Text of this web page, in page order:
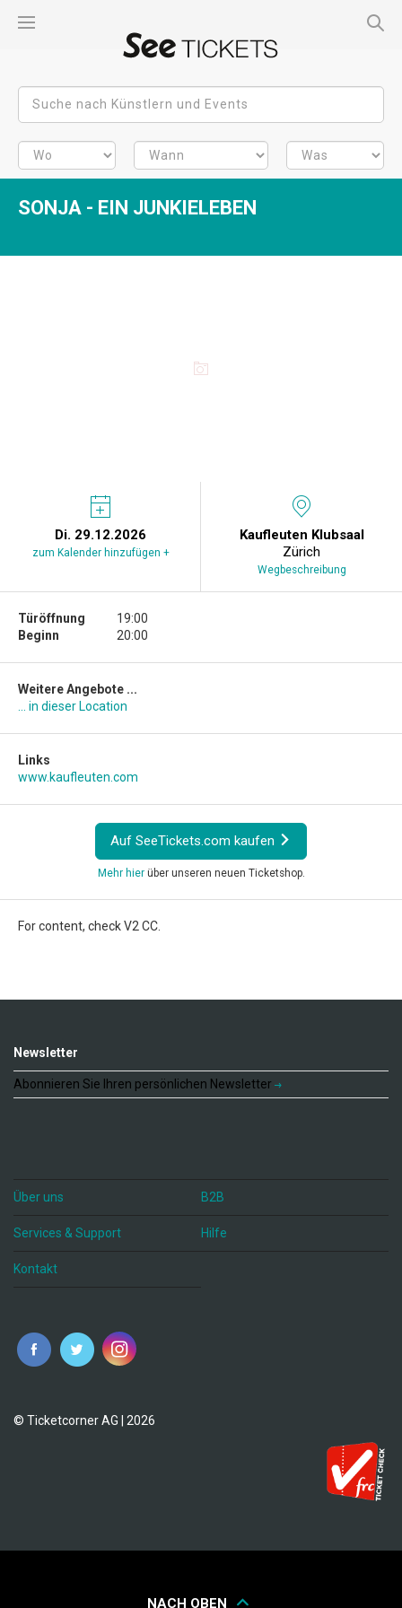
SONJA - EIN JUNKIELEBEN
Di. 29.12.2026
zum Kalender hinzufügen +
Kaufleuten Klubsaal
Zürich
Wegbeschreibung
Türöffnung
Beginn
19:00
20:00
Weitere Angebote ...
... in dieser Location
Links
www.kaufleuten.com
Auf SeeTickets.com kaufen
Mehr hierüber unseren neuen Ticketshop.
For content, check V2 CC.
Newsletter
Abonnieren Sie Ihren persönlichen Newsletter
Über uns B2B
Services & Support Hilfe
Kontakt
© Ticketcorner AG | 2026
NACH OBEN